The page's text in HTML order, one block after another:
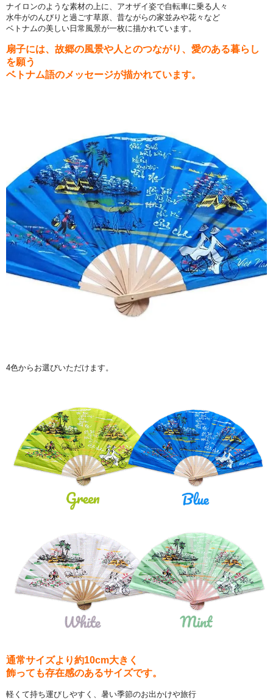
ナイロンのような素材の上に、アオザイ姿で自転車に乗る人々
水牛がのんびりと過ごす草原、昔ながらの家並みや花々など
ベトナムの美しい日常風景が一枚に描かれています。
扇子には、故郷の風景や人とのつながり、愛のある暮らし
を願う
ベトナム語のメッセージが描かれています。
4色からお選びいただけます。
通常サイズより約10cm大きく
飾っても存在感のあるサイズです。
軽くて持ち運びしやすく、暑い季節のお出かけや旅行